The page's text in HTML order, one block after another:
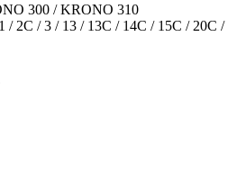
300 / KRONO 310
/ 2C / 3 / 13 / 13C / 14C / 15C / 20C /